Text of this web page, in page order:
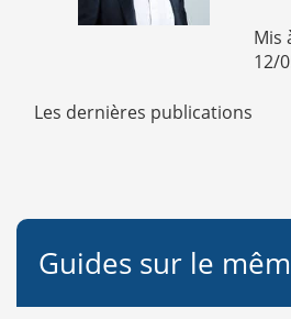
Mis
12/
Les dernières publications
Guides sur le